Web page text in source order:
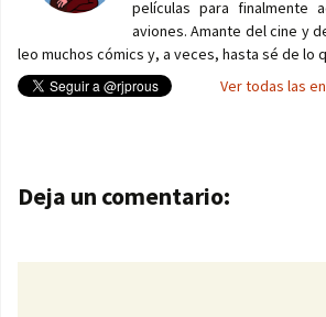
películas para finalmente
aviones. Amante del cine y
leo muchos cómics y, a veces, hasta sé de lo
Ver todas las
Navegación de
Deja un comentario: